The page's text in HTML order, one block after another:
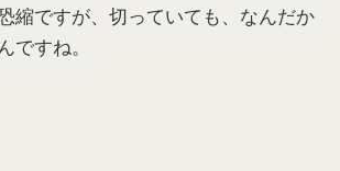
縮ですが、切っていても、なんだか
ですね。